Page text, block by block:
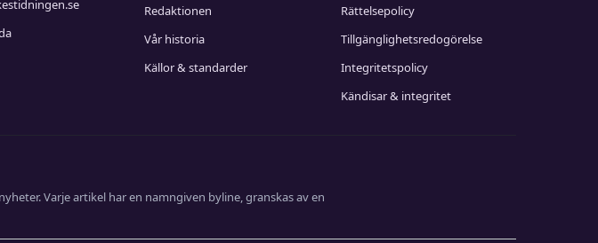
Redaktionen
Vår historia
Källor & standarder
Rättelsepolicy
Tillgänglighetsredogörelse
Integritetspolicy
Kändisar & integritet
Varje artikel har en namngiven byline, granskas av en